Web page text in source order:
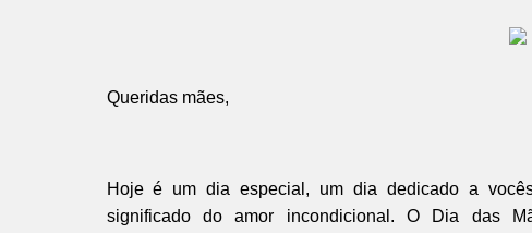
Queridas mães,
Hoje é um dia especial, um dia dedicado a
significado do amor incondicional. O Dia das